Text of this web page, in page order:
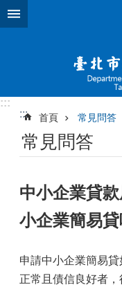
跳到主要內容區塊
:::
:::
首頁 常見問答
常見問答
中小企業貸
小企業簡易貸
申請中小企業簡易
正常且債信良好者，